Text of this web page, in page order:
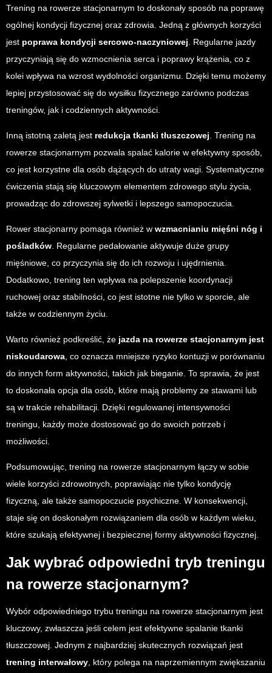
Trening na rowerze stacjonarnym to doskonały sposób na poprawę
ogólnej kondycji fizycznej oraz zdrowia. Jedną z głównych korzyści
jest poprawa kondycji sercowo-naczyniowej . Regularne jazdy
przyczyniają się do wzmocnienia serca i poprawy krążenia, co z
kolei wpływa na wzrost wydolności organizmu. Dzięki temu możemy
lepiej przystosować się do wysiłku fizycznego zarówno podczas
treningów, jak i codziennych aktywności.
Inną istotną zaletą jest redukcja tkanki tłuszczowej . Trening na
rowerze stacjonarnym pozwala spalać kalorie w efektywny sposób,
co jest korzystne dla osób dążących do utraty wagi. Systematyczne
ćwiczenia stają się kluczowym elementem zdrowego stylu życia,
prowadząc do zdrowszej sylwetki i lepszego samopoczucia.
Rower stacjonarny pomaga również w wzmacnianiu mięśni nóg i
pośladków . Regularne pedałowanie aktywuje duże grupy
mięśniowe, co przyczynia się do ich rozwoju i ujędrnienia.
Dodatkowo, trening ten wpływa na polepszenie koordynacji
ruchowej oraz stabilności, co jest istotne nie tylko w sporcie, ale
także w codziennym życiu.
Warto również podkreślić, że jazda na rowerze stacjonarnym jest
niskoudarowa , co oznacza mniejsze ryzyko kontuzji w porównaniu
do innych form aktywności, takich jak bieganie. To sprawia, że jest
to doskonała opcja dla osób, które mają problemy ze stawami lub
są w trakcie rehabilitacji. Dzięki regulowanej intensywności
treningu, każdy może dostosować go do swoich potrzeb i
możliwości.
Podsumowując, trening na rowerze stacjonarnym łączy w sobie
wiele korzyści zdrowotnych, poprawiając nie tylko kondycję
fizyczną, ale także samopoczucie psychiczne. W konsekwencji,
staje się on doskonałym rozwiązaniem dla osób w każdym wieku,
które szukają efektywnej i bezpiecznej formy aktywności fizycznej.
Jak wybrać odpowiedni tryb treningu
na rowerze stacjonarnym?
Wybór odpowiedniego trybu treningu na rowerze stacjonarnym jest
kluczowy, zwłaszcza jeśli celem jest efektywne spalanie tkanki
tłuszczowej. Jednym z najbardziej skutecznych rozwiązań jest
trening interwałowy , który polega na naprzemiennym zwiększaniu